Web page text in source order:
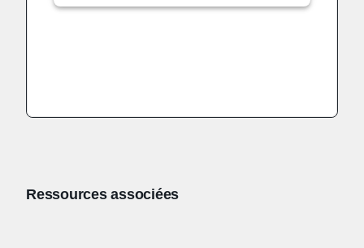
Ressources associées